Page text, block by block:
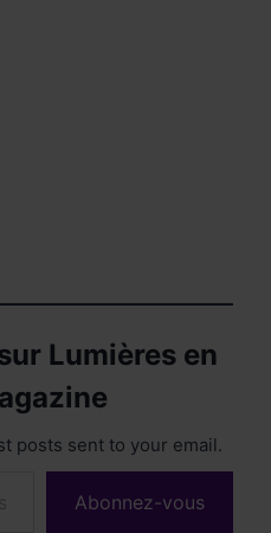
Lumières en
posts sent to your email.
Abonnez-vous